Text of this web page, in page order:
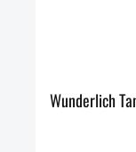
Wunderlich